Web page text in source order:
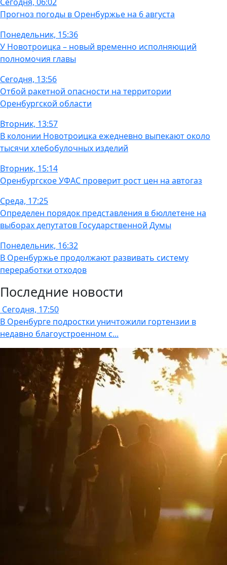
Сегодня, 06:02
Прогноз погоды в Оренбуржье на 6 августа
Понедельник, 15:36
У Новотроицка – новый временно исполняющий
полномочия главы
Сегодня, 13:56
Отбой ракетной опасности на территории
Оренбургской области
Вторник, 13:57
В колонии Новотроицка ежедневно выпекают около
тысячи хлебобулочных изделий
Вторник, 15:14
Оренбургское УФАС проверит рост цен на автогаз
Среда, 17:25
Определен порядок представления в бюллетене на
выборах депутатов Государственной Думы
Понедельник, 16:32
В Оренбуржье продолжают развивать систему
переработки отходов
Последние новости
Сегодня, 17:50
В Оренбурге подростки уничтожили гортензии в
недавно благоустроенном с...